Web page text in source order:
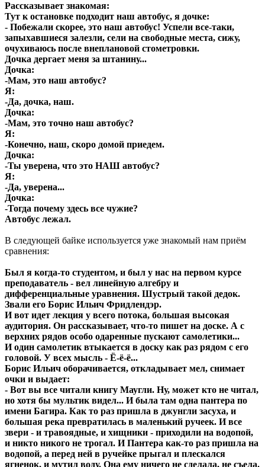
Рассказывает знакомая:
Тут к остановке подходит наш автобус, я дочке:
- Побежали скорее, это наш автобус! Успели все-таки,
запыхавшиеся залезли, сели на свободные места, сижу,
очухиваюсь после внеплановой стометровки.
Дочка дергает меня за штанину...
Дочка:
-Мам, это наш автобус?
Я:
-Да, дочка, наш.
Дочка:
-Мам, это точно наш автобус?
Я:
-Конечно, наш, скоро домой приедем.
Дочка:
-Ты уверена, что это НАШ автобус?
Я:
-Да, уверена...
Дочка:
-Тогда почему здесь все чужие?
Автобус лежал.
В следующей байке используется уже знакомый нам приём
сравнения:
Был я когда-то студентом, и был у нас на первом курсе
преподаватель - вел линейную алгебру и
дифференциальные уравнения. Шустрый такой дедок.
Звали его Борис Ильич Фридлендэр.
И вот идет лекция у всего потока, большая высокая
аудитория. Он рассказывает, что-то пишет на доске. А с
верхних рядов особо одаренные пускают самолетики...
И один самолетик втыкается в доску как раз рядом с его
головой. У всех мысль - Ё-ё-ё...
Борис Ильич оборачивается, откладывает мел, снимает
очки и выдает:
- Вот вы все читали книгу Маугли. Ну, может кто не читал,
но хотя бы мультик видел... И была там одна пантера по
имени Багира. Как то раз пришла в джунгли засуха, и
большая река превратилась в маленький ручеек. И все
звери - и травоядные, и хищники - приходили на водопой,
и никто никого не трогал. И Пантера как-то раз пришла на
водопой, а перед ней в ручейке прыгал и плескался
ягненок, и мутил воду. Она ему ничего не сделала, не съела.